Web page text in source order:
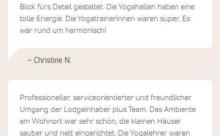
Blick fürs Detail gestaltet. Die Yogahallen haben eine
tolle Energie. Die Yogatrainerinnen waren super. Es
war rund um harmonisch!
– Christine N.
Professioneller, serviceorientierter und freundlicher
Umgang der Lodgeinhaber plus Team. Das Ambiente
am Wohnort war sehr schön, die kleinen Häuser
sauber und nett eingerichtet. Die Yogalehrer waren